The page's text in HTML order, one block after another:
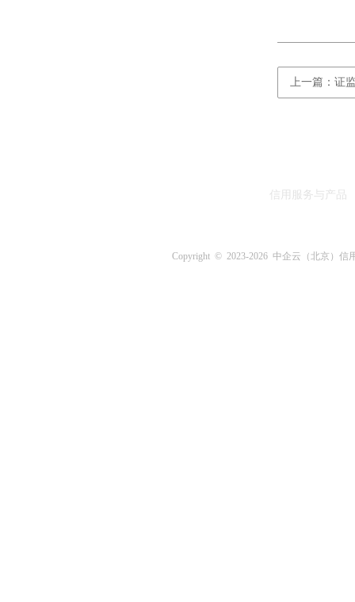
上一篇：证
信用服务与产品
Copyright © 2023-2026 中企云（北京）信